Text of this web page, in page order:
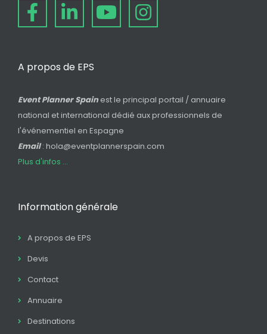
A propos de EPS
Event Planner Spain est le principal portail / annuaire
national et international dédié aux professionnels de
l'événementiel en Espagne
Email: hola@eventplannerspain.com
Plus d'infos ...
Information générale
A propos de EPS
Devis
Contact
Annuaire
Destinations